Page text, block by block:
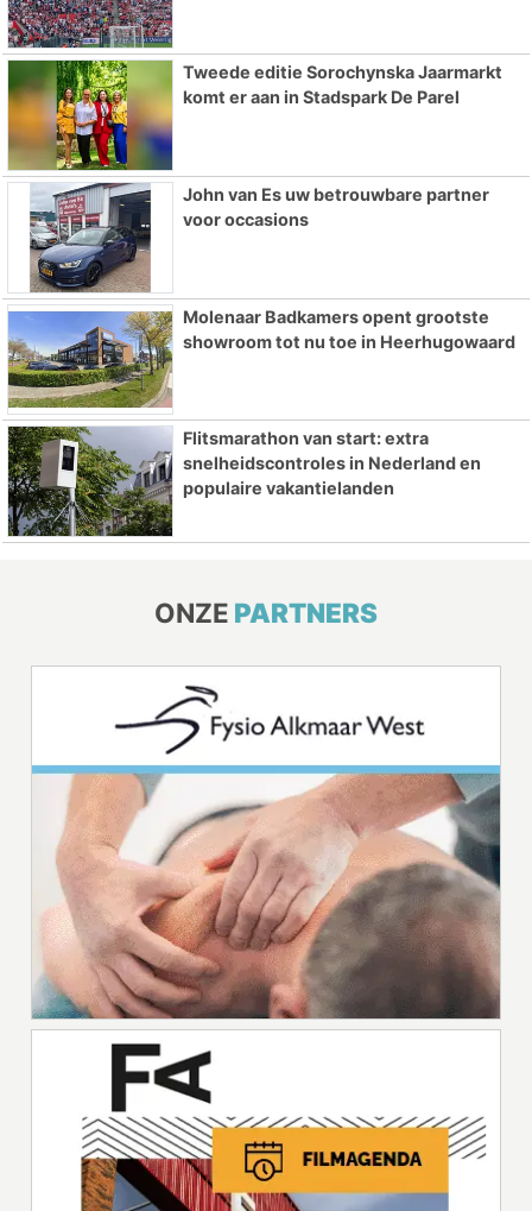
Tweede editie Sorochynska Jaarmarkt
komt er aan in Stadspark De Parel
John van Es uw betrouwbare partner
voor occasions
Molenaar Badkamers opent grootste
showroom tot nu toe in Heerhugowaard
Flitsmarathon van start: extra
snelheidscontroles in Nederland en
populaire vakantielanden
ONZE PARTNERS